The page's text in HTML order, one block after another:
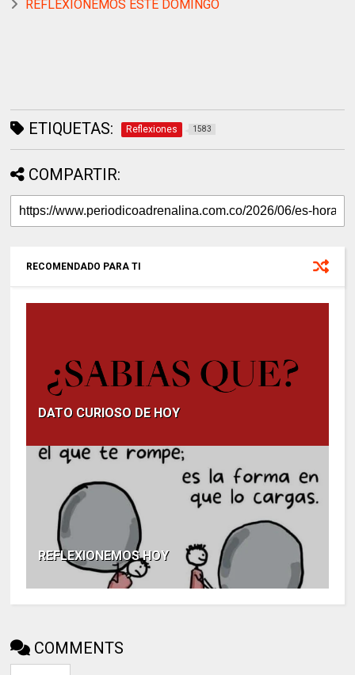
REFLEXIONEMOS ESTE DOMINGO
ETIQUETAS: Reflexiones 1583
COMPARTIR:
RECOMENDADO PARA TI
DATO CURIOSO DE HOY
REFLEXIONEMOS HOY
COMMENTS